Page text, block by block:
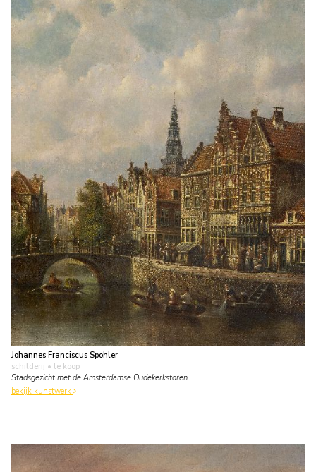
Johannes Franciscus Spohler
schilderij • te koop
Stadsgezicht met de Amsterdamse Oudekerkstoren
bekijk kunstwerk